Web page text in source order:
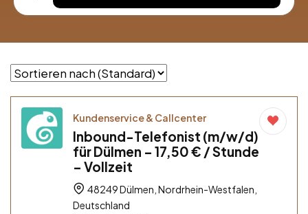
Kundenservice & Callcenter
Inbound-Telefonist (m/w/d)
für Dülmen – 17,50 € / Stunde
– Vollzeit
48249 Dülmen, Nordrhein-Westfalen,
Deutschland